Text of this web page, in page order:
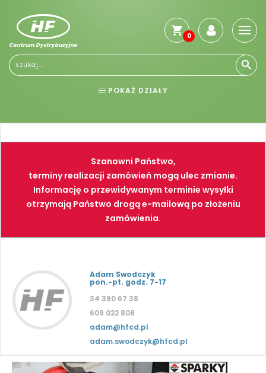
Centrum Dystrybucyjne
0
POKAŻ DZIAŁY
NARZĘDZIA SPAWALNICTWO
FARBY PNEUMATYKA
Szanowni Państwo,
terminy realizacji zamówień mogą ulec zmianie.
Informację o przewidywanym terminie wysyłki
otrzymają Państwo drogą e-mailową po złożeniu
zamówienia.
Adam Swodczyk
pon.-pt. godz. 7-17
34 390 67 38
609 022 808
adam@hfcd.pl
adam.swodczyk@hfcd.pl